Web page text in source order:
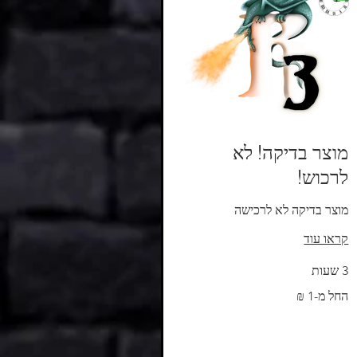
מוצר בדיקה! לא
לרכוש!
מוצר בדיקה לא לרכישה
קראו עוד
3 שעות
מ-1
החל מ-‏1 ‏₪